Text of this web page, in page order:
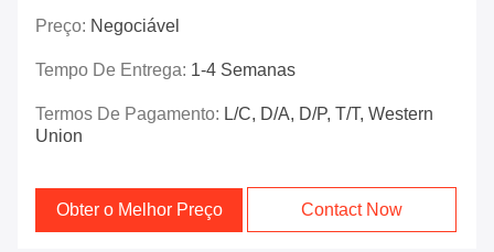
Preço: Negociável
Tempo De Entrega: 1-4 Semanas
Termos De Pagamento: L/C, D/A, D/P, T/T, Western
Union
Obter o Melhor Preço Contact Now